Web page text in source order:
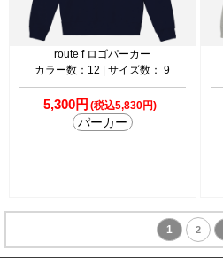
route f ロゴパーカー
カラー数：12 | サイズ数： 9
5,300円 (税込5,830円)
パーカー
1 2